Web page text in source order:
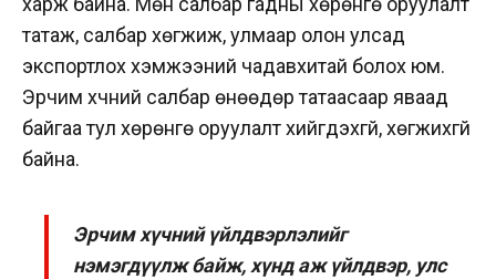
татаж, салбар хөгжиж, улмаар олон улсад
экспортлох хэмжээний чадавхитай болох юм.
Эрчим хүчний салбар өнөөдөр татаасаар яваад
байгаа тул хөрөнгө оруулалт хийгдэхгүй, хөгжихгүй
байна.
Эрчим хүчний үйлдвэрлэлийг
нэмэгдүүлж байж, хүнд аж үйлдвэр, улс